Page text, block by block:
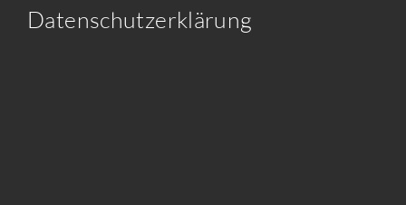
Datenschutzerklärung